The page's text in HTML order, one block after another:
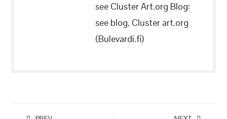
see Cluster Art.org Blog:
see blog, Cluster art.org
(Bulevardi.fi)